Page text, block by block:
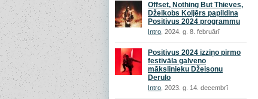
Offset, Nothing But Thieves,
Džeikobs Koljērs papildina
Positivus 2024 programmu
Intro , 2024. g. 8. februārī
Positivus 2024 izziņo pirmo
festivāla galveno
mākslinieku Džeisonu
Derulo
Intro , 2023. g. 14. decembrī